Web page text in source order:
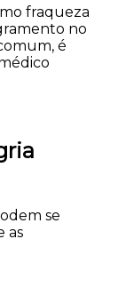
fraqueza
no
é
se
as